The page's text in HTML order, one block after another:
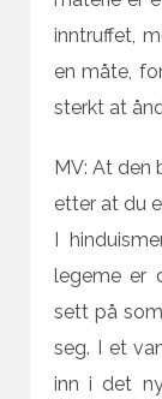
inntruffet,
en måte,
sterkt at
MV: At den
etter at du
I
legeme er
sett på
seg. I et
inn i det